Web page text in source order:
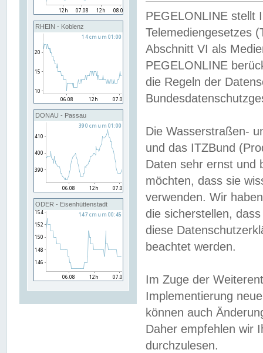
RHEIN - Koblenz
DONAU - Passau
ODER - Eisenhüttenstadt
PEGELONLINE stellt
Telemediengesetzes
Abschnitt VI als
PEGELONLINE
die Regeln der
Die Wasserstraßen-
und das ITZBund
Daten sehr ernst und
möchten, dass sie
verwenden. Wir
die sicherstellen,
diese
beachtet werden.
Im Zuge der
Implementierung
können auch
Daher empfehlen wir
durchzulesen.